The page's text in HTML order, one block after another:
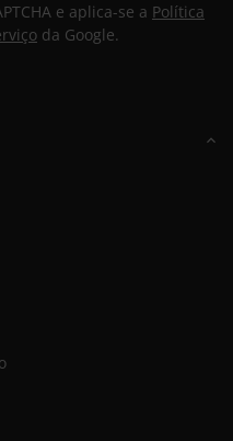
e aplica-se a Política
da Google.